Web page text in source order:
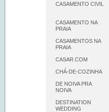
CASAMENTO CIVIL
CASAMENTO NA
PRAIA
CASAMENTOS NA
PRAIA
CASAR.COM
CHÁ-DE-COZINHA
DE NOIVA PRA
NOIVA
DESTINATION
WEDDING